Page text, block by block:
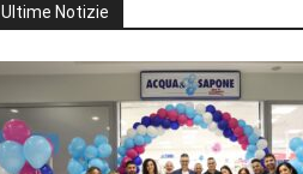
Ultime Notizie